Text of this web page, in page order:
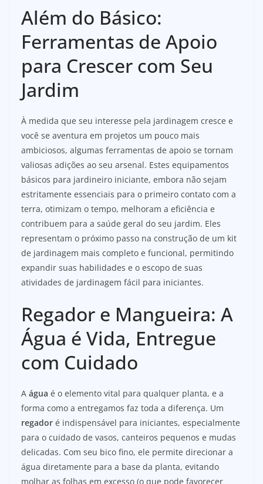
Além do Básico:
Ferramentas de Apoio
para Crescer com Seu
Jardim
À medida que seu interesse pela jardinagem cresce e
você se aventura em projetos um pouco mais
ambiciosos, algumas ferramentas de apoio se tornam
valiosas adições ao seu arsenal. Estes equipamentos
básicos para jardineiro iniciante, embora não sejam
estritamente essenciais para o primeiro contato com a
terra, otimizam o tempo, melhoram a eficiência e
contribuem para a saúde geral do seu jardim. Eles
representam o próximo passo na construção de um kit
de jardinagem mais completo e funcional, permitindo
expandir suas habilidades e o escopo de suas
atividades de jardinagem fácil para iniciantes.
Regador e Mangueira: A
Água é Vida, Entregue
com Cuidado
A água é o elemento vital para qualquer planta, e a
forma como a entregamos faz toda a diferença. Um
regador é indispensável para iniciantes, especialmente
para o cuidado de vasos, canteiros pequenos e mudas
delicadas. Com seu bico fino, ele permite direcionar a
água diretamente para a base da planta, evitando
molhar as folhas em excesso (o que pode favorecer